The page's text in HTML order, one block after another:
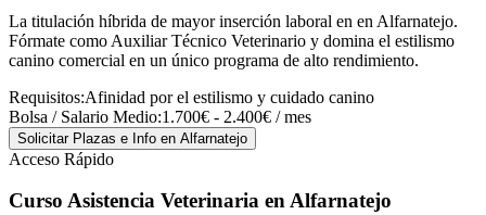
La titulación híbrida de mayor inserción laboral en en Alfarnatejo.
Fórmate como Auxiliar Técnico Veterinario y domina el estilismo
canino comercial en un único programa de alto rendimiento.
Requisitos:Afinidad por el estilismo y cuidado canino
Bolsa / Salario Medio:1.700€ - 2.400€ / mes
Solicitar Plazas e Info en Alfarnatejo
Acceso Rápido
Curso Asistencia Veterinaria en Alfarnatejo